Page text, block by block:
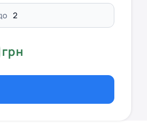
грн